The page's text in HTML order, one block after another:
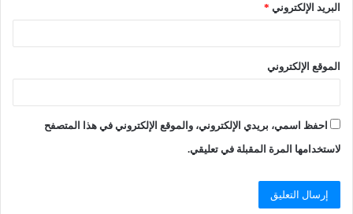
البريد الإلكتروني *
الموقع الإلكتروني
احفظ اسمي، بريدي الإلكتروني، والموقع الإلكتروني في هذا المتصفح
لاستخدامها المرة المقبلة في تعليقي.